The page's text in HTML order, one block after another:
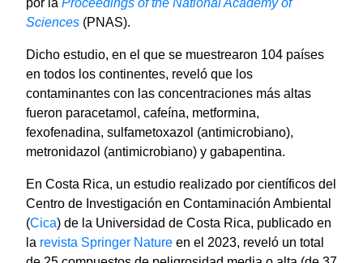
por la Proceedings of the National Academy of
Sciences (PNAS).
Dicho estudio, en el que se muestrearon 104 países
en todos los continentes, reveló que los
contaminantes con las concentraciones más altas
fueron paracetamol, cafeína, metformina,
fexofenadina, sulfametoxazol (antimicrobiano),
metronidazol (antimicrobiano) y gabapentina.
En Costa Rica, un estudio realizado por científicos del
Centro de Investigación en Contaminación Ambiental
(Cica) de la Universidad de Costa Rica, publicado en
la revista Springer Nature en el 2023, reveló un total